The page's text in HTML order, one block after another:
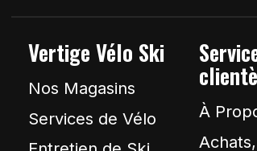
Vertige Vélo Ski
Nos Magasins
Services de Vélo
À